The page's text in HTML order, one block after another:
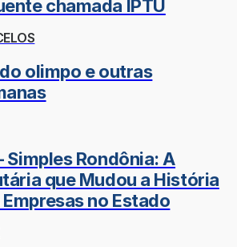
chamada IPTU
olimpo e outras
Simples Rondônia: A
que Mudou a História
no Estado